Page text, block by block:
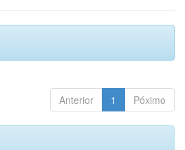
Anterior 1 Póximo